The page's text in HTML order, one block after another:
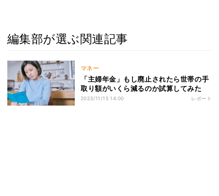
編集部が選ぶ関連記事
マネー
「主婦年金」もし廃止されたら世帯の手
取り額がいくら減るのか試算してみた
2023/11/15 14:00 レポート